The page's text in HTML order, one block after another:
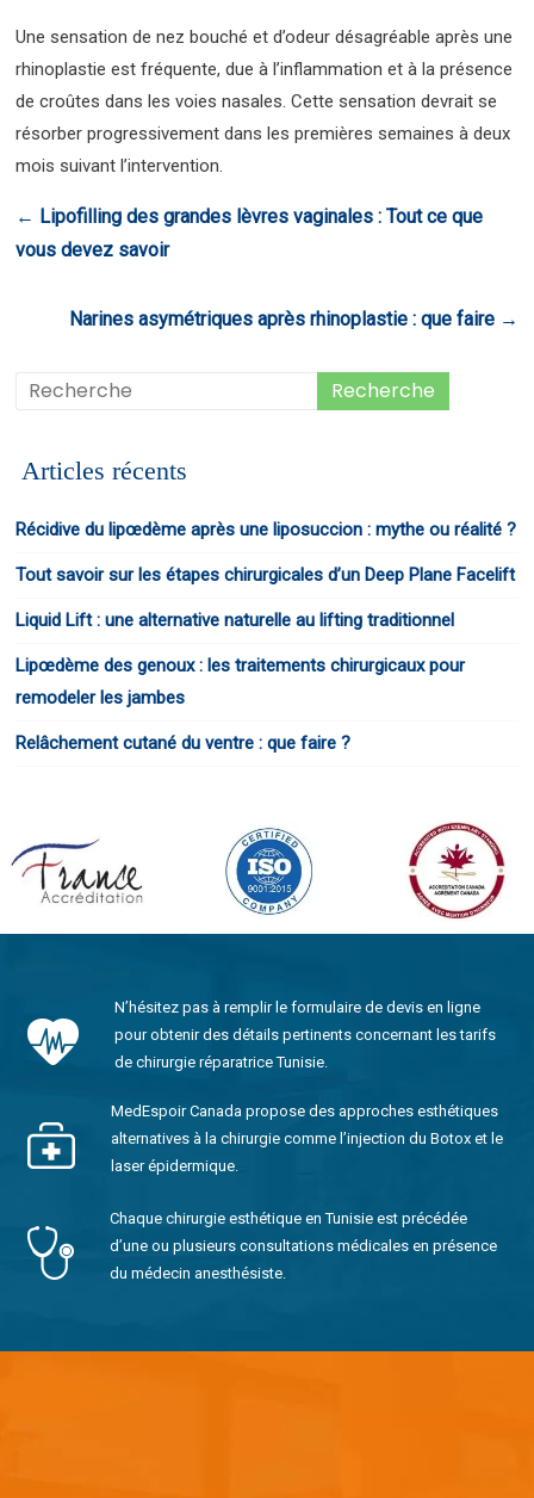
Une sensation de nez bouché et d’odeur désagréable après une
rhinoplastie est fréquente, due à l’inflammation et à la présence
de croûtes dans les voies nasales. Cette sensation devrait se
résorber progressivement dans les premières semaines à deux
mois suivant l’intervention.
← Lipofilling des grandes lèvres vaginales : Tout ce que
vous devez savoir
Narines asymétriques après rhinoplastie : que faire →
Articles récents
Récidive du lipœdème après une liposuccion : mythe ou réalité ?
Tout savoir sur les étapes chirurgicales d’un Deep Plane Facelift
Liquid Lift : une alternative naturelle au lifting traditionnel
Lipœdème des genoux : les traitements chirurgicaux pour
remodeler les jambes
Relâchement cutané du ventre : que faire ?
N’hésitez pas à remplir le formulaire de devis en ligne
pour obtenir des détails pertinents concernant les tarifs
de chirurgie réparatrice Tunisie.
MedEspoir Canada propose des approches esthétiques
alternatives à la chirurgie comme l’injection du Botox et le
laser épidermique.
Chaque chirurgie esthétique en Tunisie est précédée
d’une ou plusieurs consultations médicales en présence
du médecin anesthésiste.